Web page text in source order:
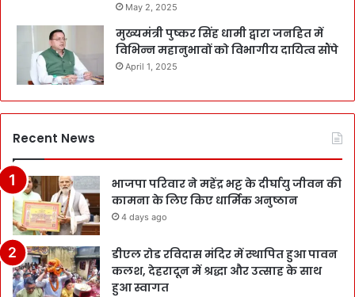
May 2, 2025
मुख्यमंत्री पुष्कर सिंह धामी द्वारा जनहित में
विभिन्न महानुभावों को विभागीय दायित्व सौंपे
April 1, 2025
Recent News
भाजपा परिवार ने महेंद्र भट्ट के दीर्घायु जीवन की
कामना के लिए किए धार्मिक अनुष्ठान
4 days ago
डीएल रोड रविदास मंदिर में स्थापित हुआ पावन
कलश, देहरादून में श्रद्धा और उत्साह के साथ
हुआ स्वागत